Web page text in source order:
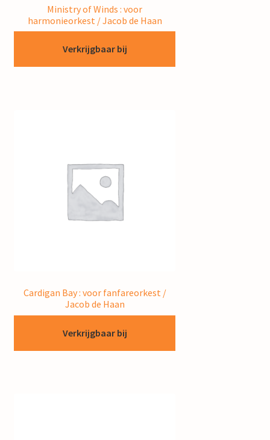
Ministry of Winds : voor
harmonieorkest / Jacob de Haan
Verkrijgbaar bij
Cardigan Bay : voor fanfareorkest /
Jacob de Haan
Verkrijgbaar bij